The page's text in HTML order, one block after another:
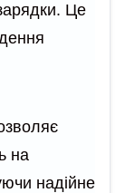
Це
на
надійне